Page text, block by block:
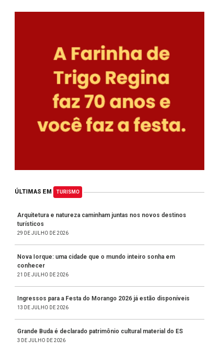
ÚLTIMAS EM TURISMO
Arquitetura e natureza caminham juntas nos novos destinos
turísticos
29 DE JULHO DE 2026
Nova Iorque: uma cidade que o mundo inteiro sonha em
conhecer
21 DE JULHO DE 2026
Ingressos para a Festa do Morango 2026 já estão disponíveis
13 DE JULHO DE 2026
Grande Buda é declarado patrimônio cultural material do ES
3 DE JULHO DE 2026